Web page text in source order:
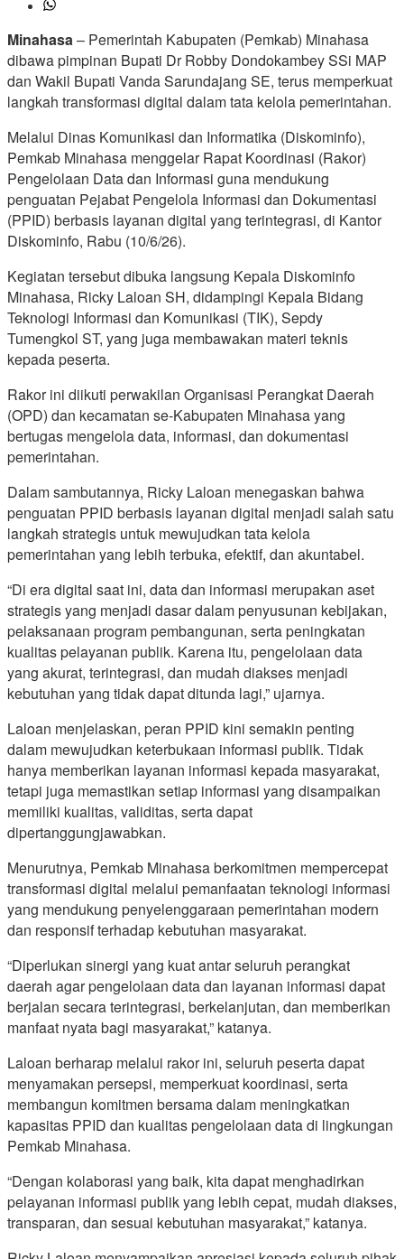
Minahasa– Pemerintah Kabupaten (Pemkab) Minahasa
dibawa pimpinan Bupati Dr Robby Dondokambey SSi MAP
dan Wakil Bupati Vanda Sarundajang SE, terus memperkuat
langkah transformasi digital dalam tata kelola pemerintahan.
Melalui Dinas Komunikasi dan Informatika (Diskominfo),
Pemkab Minahasa menggelar Rapat Koordinasi (Rakor)
Pengelolaan Data dan Informasi guna mendukung
penguatan Pejabat Pengelola Informasi dan Dokumentasi
(PPID) berbasis layanan digital yang terintegrasi, di Kantor
Diskominfo, Rabu (10/6/26).
Kegiatan tersebut dibuka langsung Kepala Diskominfo
Minahasa, Ricky Laloan SH, didampingi Kepala Bidang
Teknologi Informasi dan Komunikasi (TIK), Sepdy
Tumengkol ST, yang juga membawakan materi teknis
kepada peserta.
Rakor ini diikuti perwakilan Organisasi Perangkat Daerah
(OPD) dan kecamatan se-Kabupaten Minahasa yang
bertugas mengelola data, informasi, dan dokumentasi
pemerintahan.
Dalam sambutannya, Ricky Laloan menegaskan bahwa
penguatan PPID berbasis layanan digital menjadi salah satu
langkah strategis untuk mewujudkan tata kelola
pemerintahan yang lebih terbuka, efektif, dan akuntabel.
“Di era digital saat ini, data dan informasi merupakan aset
strategis yang menjadi dasar dalam penyusunan kebijakan,
pelaksanaan program pembangunan, serta peningkatan
kualitas pelayanan publik. Karena itu, pengelolaan data
yang akurat, terintegrasi, dan mudah diakses menjadi
kebutuhan yang tidak dapat ditunda lagi,” ujarnya.
Laloan menjelaskan, peran PPID kini semakin penting
dalam mewujudkan keterbukaan informasi publik. Tidak
hanya memberikan layanan informasi kepada masyarakat,
tetapi juga memastikan setiap informasi yang disampaikan
memiliki kualitas, validitas, serta dapat
dipertanggungjawabkan.
Menurutnya, Pemkab Minahasa berkomitmen mempercepat
transformasi digital melalui pemanfaatan teknologi informasi
yang mendukung penyelenggaraan pemerintahan modern
dan responsif terhadap kebutuhan masyarakat.
“Diperlukan sinergi yang kuat antar seluruh perangkat
daerah agar pengelolaan data dan layanan informasi dapat
berjalan secara terintegrasi, berkelanjutan, dan memberikan
manfaat nyata bagi masyarakat,” katanya.
Laloan berharap melalui rakor ini, seluruh peserta dapat
menyamakan persepsi, memperkuat koordinasi, serta
membangun komitmen bersama dalam meningkatkan
kapasitas PPID dan kualitas pengelolaan data di lingkungan
Pemkab Minahasa.
“Dengan kolaborasi yang baik, kita dapat menghadirkan
pelayanan informasi publik yang lebih cepat, mudah diakses,
transparan, dan sesuai kebutuhan masyarakat,” katanya.